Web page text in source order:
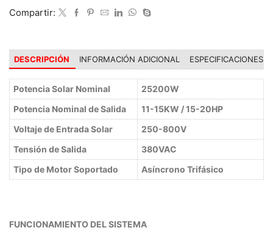
Compartir:
DESCRIPCIÓN INFORMACIÓN ADICIONAL ESPECIFICACIONES
Potencia Solar Nominal
25200W
Potencia Nominal de Salida
11-15KW / 15-20HP
Voltaje de Entrada Solar
250-800V
Tensión de Salida
380VAC
Tipo de Motor Soportado
Asíncrono Trifásico
FUNCIONAMIENTO DEL SISTEMA